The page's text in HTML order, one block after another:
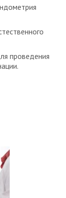
проведения